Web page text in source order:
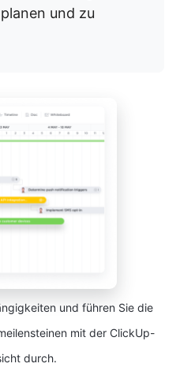
und zu
und führen Sie die
mit der ClickUp-
durch.